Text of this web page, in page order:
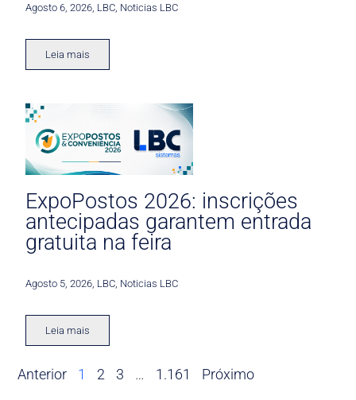
Agosto 6, 2026 LBC Noticias LBC
Leia mais
ExpoPostos 2026: inscrições
antecipadas garantem entrada
gratuita na feira
Agosto 5, 2026 LBC Noticias LBC
Leia mais
Anterior 1 2 3 … 1.161 Próximo